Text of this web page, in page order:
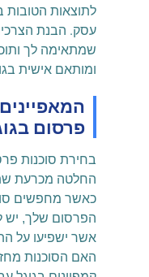
לתוצאות הטובות
עסק. הבנת
שמתאימה לך
ומותאם אישית
פרסום
בחירת סוכנות
החלטה מכרעת
כאשר מחפשים
הפרסום שלך, יש
אשר ישפיעו על
האם הסוכנות